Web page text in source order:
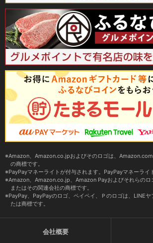
Amazon、Amazon.co.jpおよびそのロゴは、
の商標です。
PayPayマネーライトが付与されます。PayPayマネーライ
Amazon、Amazon.co.jp、Amazon Payおよびそれらの
またはその関連会社の商標です。
PayPay、PayPayのロゴ、ペイペイ、Ｐのロゴは、LINEヤ
たは商標です。
会社概要